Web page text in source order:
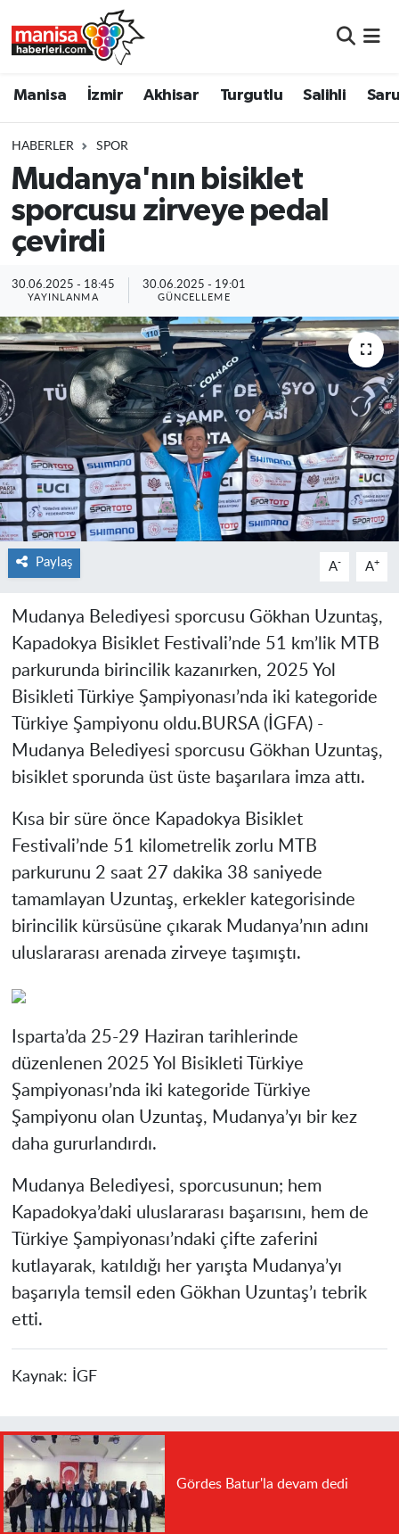
Manisa İzmir Akhisar Turgutlu Salihli
HABERLER SPOR
Mudanya'nın bisiklet
sporcusu zirveye pedal
çevirdi
30.06.2025 - 18:45
YAYINLANMA
30.06.2025 - 19:01
GÜNCELLEME
Paylaş A- A+
Mudanya Belediyesi sporcusu Gökhan Uzuntaş,
Kapadokya Bisiklet Festivali’nde 51 km’lik MTB
parkurunda birincilik kazanırken, 2025 Yol
Bisikleti Türkiye Şampiyonası’nda iki kategoride
Türkiye Şampiyonu oldu. BURSA (İGFA) -
Mudanya Belediyesi sporcusu Gökhan Uzuntaş,
bisiklet sporunda üst üste başarılara imza attı.
Kısa bir süre önce Kapadokya Bisiklet
Festivali’nde 51 kilometrelik zorlu MTB
parkurunu 2 saat 27 dakika 38 saniyede
tamamlayan Uzuntaş, erkekler kategorisinde
birincilik kürsüsüne çıkarak Mudanya’nın adını
uluslararası arenada zirveye taşımıştı.
Isparta’da 25-29 Haziran tarihlerinde
düzenlenen 2025 Yol Bisikleti Türkiye
Şampiyonası’nda iki kategoride Türkiye
Şampiyonu olan Uzuntaş, Mudanya’yı bir kez
daha gururlandırdı.
Mudanya Belediyesi, sporcusunun; hem
Kapadokya’daki uluslararası başarısını, hem de
Türkiye Şampiyonası’ndaki çifte zaferini
kutlayarak, katıldığı her yarışta Mudanya’yı
başarıyla temsil eden Gökhan Uzuntaş’ı tebrik
etti.
Kaynak: İGF
Gördes Batur'la devam dedi
Turgutlu
Salihli
Saruhanlı
Soma
Resmi İlanlar
Manisa Nöbetçi Eczaneler
Manisa Trafik Yoğunluk Haritası
Süper Lig Puan Durumu ve Fikstür
Tüm Manşetler
Son Dakika Haberleri
Haber Arşivi